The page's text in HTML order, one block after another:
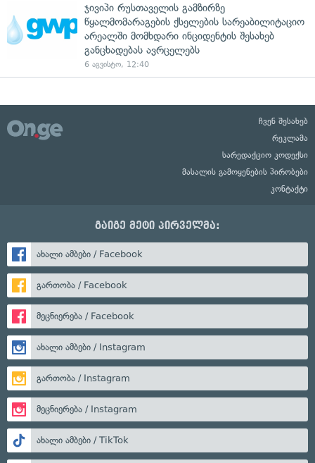
ჯივიპი რუსთაველის გამზირზე
წყალმომარაგების ქსელების სარეაბილიტაციო
არეალში მომხდარი ინციდენტის შესახებ
განცხადებას ავრცელებს
6 აგვისტო, 12:40
ჩვენ შესახებ
რეკლამა
სარედაქციო კოდექსი
მასალის გამოყენების პირობები
კონტაქტი
გაიგე მეტი პირველმა:
ახალი ამბები / Facebook
გართობა / Facebook
მეცნიერება / Facebook
ახალი ამბები / Instagram
გართობა / Instagram
მეცნიერება / Instagram
ახალი ამბები / TikTok